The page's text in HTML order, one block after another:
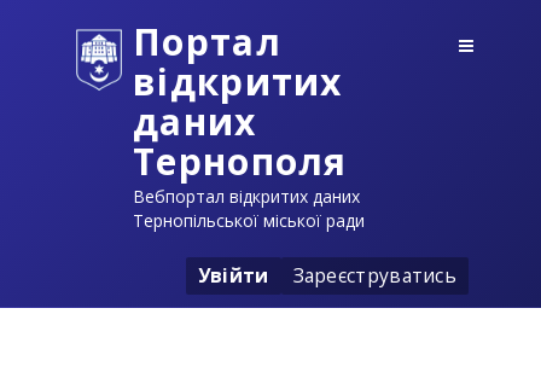
Портал
відкритих
даних
Тернополя
Вебпортал відкритих даних
Тернопільської міської ради
Увійти Зареєструватись